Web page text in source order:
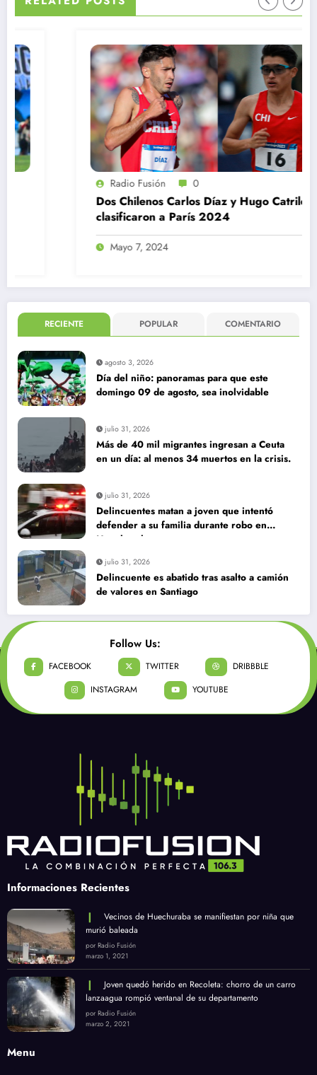
Radio Fusión 0
Dos Chilenos Carlos Díaz y Hugo Catrileo
clasificaron a París 2024
Mayo 7, 2024
RECIENTE POPULAR COMENTARIO
agosto 3, 2026
Día del niño: panoramas para que este
domingo 09 de agosto, sea inolvidable
julio 31, 2026
Más de 40 mil migrantes ingresan a Ceuta
en un día: al menos 34 muertos en la crisis.
julio 31, 2026
Delincuentes matan a joven que intentó
defender a su familia durante robo en
Huechuraba
julio 31, 2026
Delincuente es abatido tras asalto a camión
de valores en Santiago
Follow Us:
FACEBOOK TWITTER
DRIBBBLE
INSTAGRAM
YOUTUBE
Informaciones Recientes
Vecinos de Huechuraba se manifiestan por niña que
murió baleada
por Radio Fusión
marzo 1, 2021
Joven quedó herido en Recoleta: chorro de un carro
lanzaagua rompió ventanal de su departamento
por Radio Fusión
marzo 2, 2021
Menu